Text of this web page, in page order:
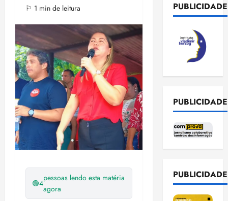
⚐ 1 min de leitura
🟢4
pessoas lendo esta matéria
agora
PUBLICIDADE
PUBLICIDADE
PUBLICIDADE